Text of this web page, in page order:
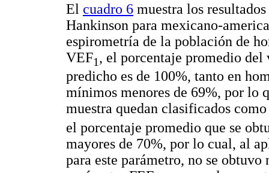
El cuadro 6 muestra los
Hankinson para mexicano-
espirometría de la población de
VEF1, el porcentaje promedio del
predicho es de 100%, tanto en
mínimos menores de 69%, por lo
muestra quedan clasificados
el porcentaje promedio que se
mayores de 70%, por lo cual, al
para este parámetro, no se